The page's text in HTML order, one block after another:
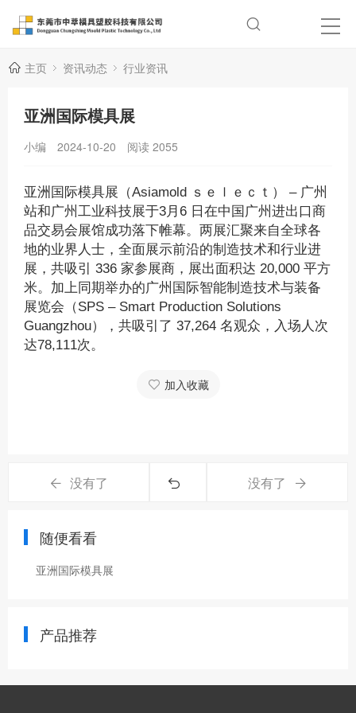
主页 资讯动态 行业资讯
亚洲国际模具展
小编 2024-10-20 阅读 2055
亚洲国际模具展（Asiamold ｓｅｌｅｃｔ） – 广州
站和广州工业科技展于3月6 日在中国广州进出口商
品交易会展馆成功落下帷幕。两展汇聚来自全球各
地的业界人士，全面展示前沿的制造技术和行业进
展，共吸引 336 家参展商，展出面积达 20,000 平方
米。加上同期举办的广州国际智能制造技术与装备
展览会（SPS – Smart Production Solutions
Guangzhou），共吸引了 37,264 名观众，入场人次
达78,111次。
加入收藏
没有了 没有了
随便看看
亚洲国际模具展
产品推荐